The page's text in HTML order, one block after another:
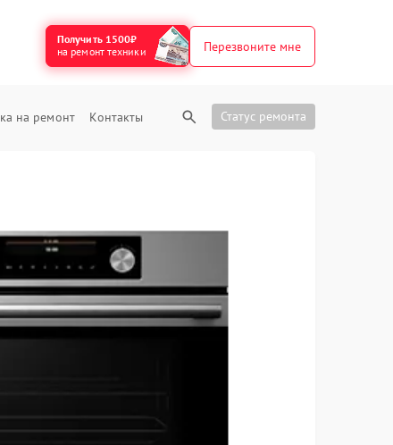
Получить 1500₽
на ремонт техники
Перезвоните мне
на ремонт Контакты Статус ремонта